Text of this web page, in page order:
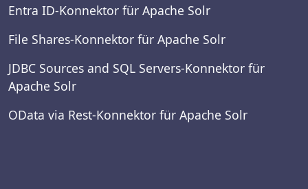
Entra ID-Konnektor für Apache Solr
File Shares-Konnektor für Apache Solr
JDBC Sources and SQL Servers-Konnektor für
Apache Solr
OData via Rest-Konnektor für Apache Solr